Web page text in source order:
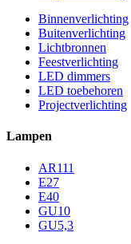
Binnenverlichting
Buitenverlichting
Lichtbronnen
Feestverlichting
LED dimmers
LED toebehoren
Projectverlichting
Lampen
AR111
E27
E40
GU10
GU5,3